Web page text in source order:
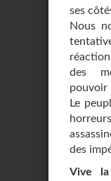
ses
Nous
des
Le
des
Vive